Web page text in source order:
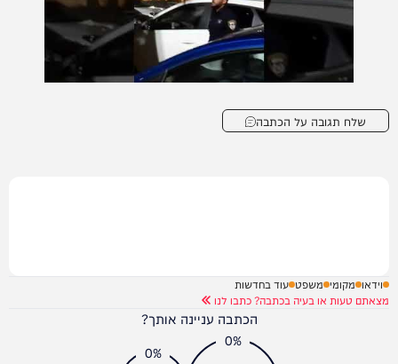
שלח תגובה על הכתבה
וידאו מקומי משפט עוד בחדשות
מצאתם טעות או בעיה בכתבה? כתבו לנו
הכתבה עניינה אותך?
0%
0%